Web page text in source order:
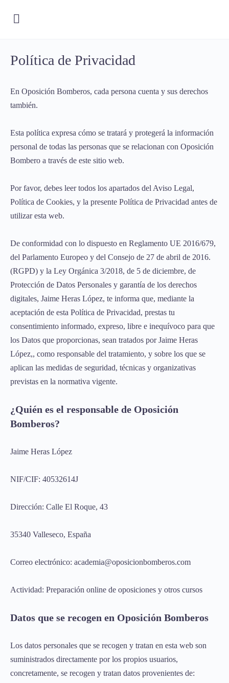
Política de Privacidad
En Oposición Bomberos, cada persona cuenta y sus derechos
también.
Esta política expresa cómo se tratará y protegerá la información
personal de todas las personas que se relacionan con Oposición
Bombero a través de este sitio web.
Por favor, debes leer todos los apartados del Aviso Legal,
Política de Cookies, y la presente Política de Privacidad antes de
utilizar esta web.
De conformidad con lo dispuesto en Reglamento UE 2016/679,
del Parlamento Europeo y del Consejo de 27 de abril de 2016.
(RGPD) y la Ley Orgánica 3/2018, de 5 de diciembre, de
Protección de Datos Personales y garantía de los derechos
digitales, Jaime Heras López, te informa que, mediante la
aceptación de esta Política de Privacidad, prestas tu
consentimiento informado, expreso, libre e inequívoco para que
los Datos que proporcionas, sean tratados por Jaime Heras
López,, como responsable del tratamiento, y sobre los que se
aplican las medidas de seguridad, técnicas y organizativas
previstas en la normativa vigente.
¿Quién es el responsable de Oposición
Bomberos?
Jaime Heras López
NIF/CIF: 40532614J
Dirección: Calle El Roque, 43
35340 Valleseco, España
Correo electrónico: academia@oposicionbomberos.com
Actividad: Preparación online de oposiciones y otros cursos
Datos que se recogen en Oposición Bomberos
Los datos personales que se recogen y tratan en esta web son
suministrados directamente por los propios usuarios,
concretamente, se recogen y tratan datos provenientes de: